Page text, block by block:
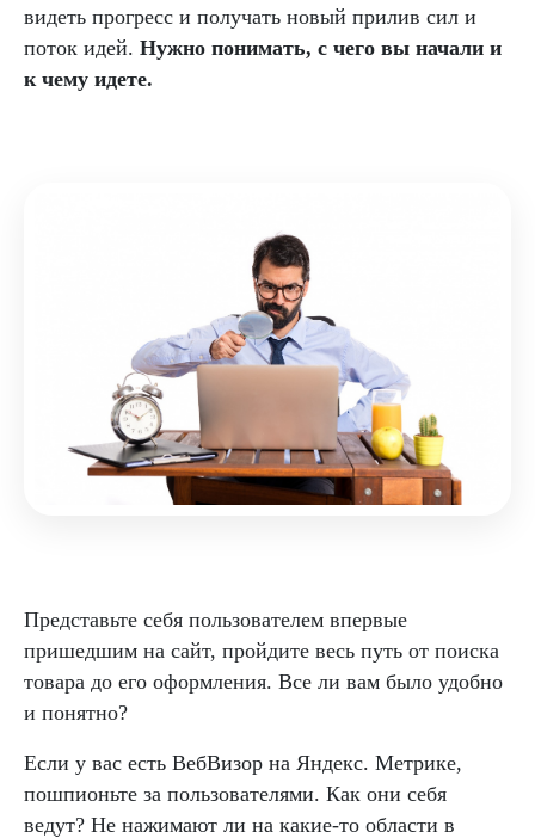
видеть прогресс и получать новый прилив сил и
поток идей. Нужно понимать, с чего вы начали и
к чему идете.
Представьте себя пользователем впервые
пришедшим на сайт, пройдите весь путь от поиска
товара до его оформления. Все ли вам было удобно
и понятно?
Если у вас есть ВебВизор на Яндекс. Метрике,
пошпионьте за пользователями. Как они себя
ведут? Не нажимают ли на какие-то области в